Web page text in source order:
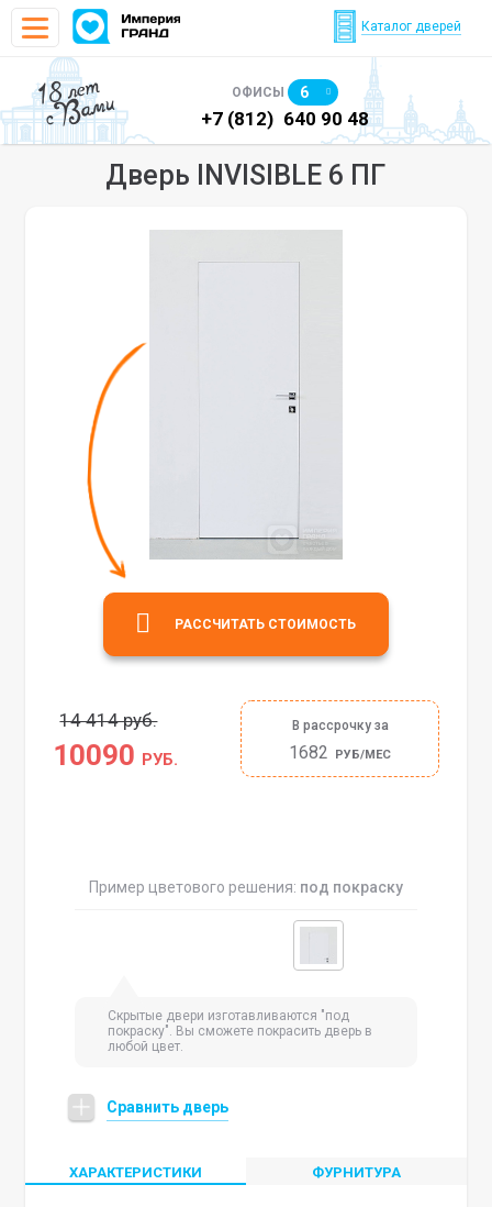
Каталог дверей
18 лет
с Вами ОФИСЫ 6
640 90 48 +7 (812) 640 90 48
Дверь INVISIBLE 6 ПГ
14 414 руб.
10090 РУБ.
В рассрочку за
1682 РУБ/МЕС
РАССЧИТАТЬ СТОИМОСТЬ
Пример цветового решения: под покраску
Скрытые двери изготавливаются "под
покраску". Вы сможете покрасить дверь в
любой цвет.
Сравнить дверь
ХАРАКТЕРИСТИКИ ФУРНИТУРА